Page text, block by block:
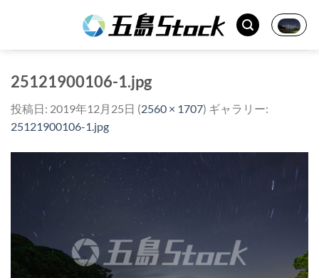
25121900106-1.jpg
投稿日: 2019年12月25日 (2560 × 1707) ギャラリー:
25121900106-1.jpg